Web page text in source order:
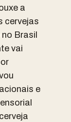
a
cervejas
Brasil
vai
e